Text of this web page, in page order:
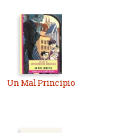
Un Mal Principio